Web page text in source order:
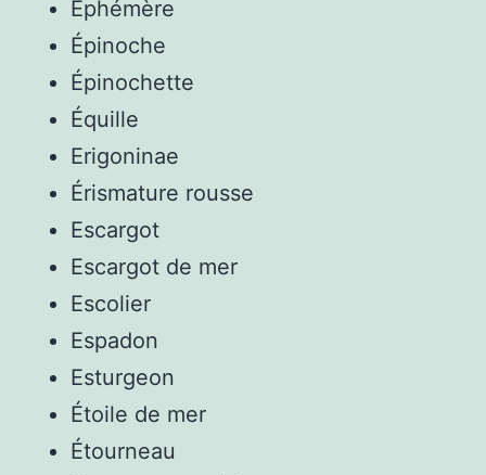
Éphémère
Épinoche
Épinochette
Équille
Erigoninae
Érismature rousse
Escargot
Escargot de mer
Escolier
Espadon
Esturgeon
Étoile de mer
Étourneau